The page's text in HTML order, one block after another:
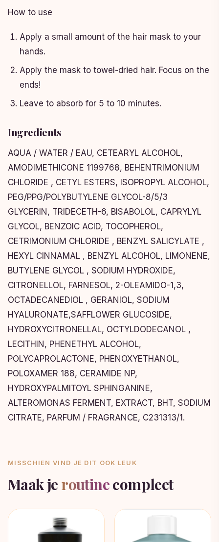
How to use
Apply a small amount of the hair mask to your
hands.
Apply the mask to towel-dried hair. Focus on the
ends!
Leave to absorb for 5 to 10 minutes.
Ingredients
AQUA / WATER / EAU, CETEARYL ALCOHOL,
AMODIMETHICONE 1199768, BEHENTRIMONIUM
CHLORIDE , CETYL ESTERS, ISOPROPYL ALCOHOL,
PEG/PPG/POLYBUTYLENE GLYCOL-8/5/3
GLYCERIN, TRIDECETH-6, BISABOLOL, CAPRYLYL
GLYCOL, BENZOIC ACID, TOCOPHEROL,
CETRIMONIUM CHLORIDE , BENZYL SALICYLATE ,
HEXYL CINNAMAL , BENZYL ALCOHOL, LIMONENE,
BUTYLENE GLYCOL , SODIUM HYDROXIDE,
CITRONELLOL, FARNESOL, 2-OLEAMIDO-1,3,
OCTADECANEDIOL , GERANIOL, SODIUM
HYALURONATE,SAFFLOWER GLUCOSIDE,
HYDROXYCITRONELLAL, OCTYLDODECANOL ,
LECITHIN, PHENETHYL ALCOHOL,
POLYCAPROLACTONE, PHENOXYETHANOL,
POLOXAMER 188, CERAMIDE NP,
HYDROXYPALMITOYL SPHINGANINE,
ALTEROMONAS FERMENT, EXTRACT, BHT, SODIUM
CITRATE, PARFUM / FRAGRANCE, C231313/1.
MISSCHIEN VIND JE DIT OOK LEUK
Maak je routinecompleet